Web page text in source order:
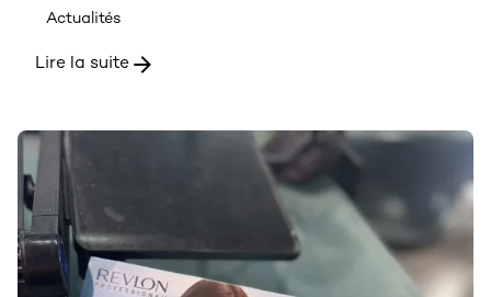
Actualités
Lire la suite